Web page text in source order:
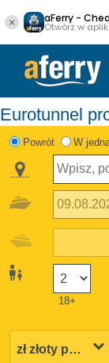
aFerry -
Otwórz w
Eurotunnel
Powrót W
18+